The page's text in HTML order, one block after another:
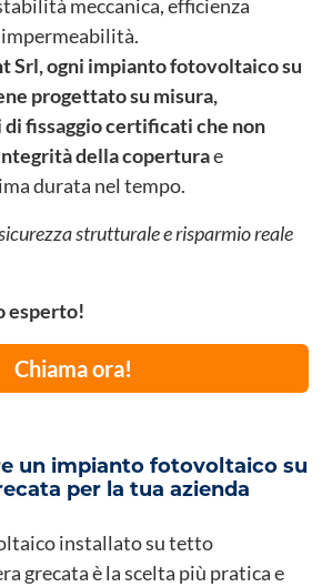
meccanica, efficienza
Srl, ogni impianto fotovoltaico su
progettato su misura,
fissaggio certificati che non
della coperturae
durata nel tempo.
strutturale e risparmio reale
esperto!
Chiama ora!
un impianto fotovoltaico su
per la tua azienda
installato su tetto
grecata è la scelta più pratica e